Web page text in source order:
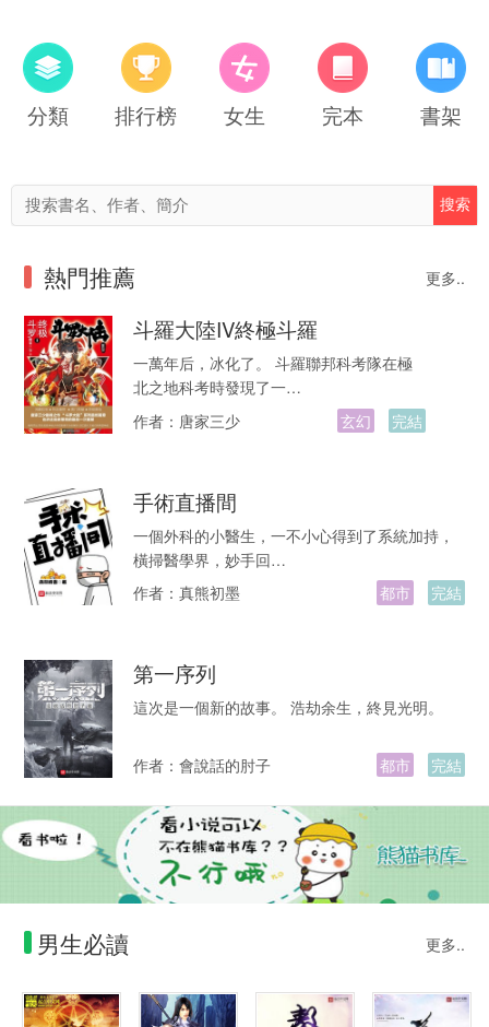
分類 排行榜 女生 完本 書架
熱門推薦 更多..
斗羅大陸IV終極斗羅
一萬年后，冰化了。 斗羅聯邦科考隊在極
北之地科考時發現了一…
作者： 唐家三少 玄幻 完結
手術直播間
一個外科的小醫生，一不小心得到了系統加持，
橫掃醫學界，妙手回…
作者： 真熊初墨 都市 完結
第一序列
這次是一個新的故事。 浩劫余生，終見光明。
作者： 會說話的肘子 都市 完結
男生必讀 更多..